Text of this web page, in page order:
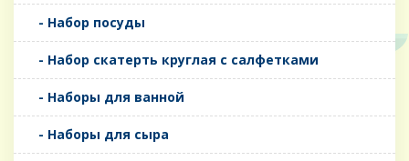
- Набор посуды
- Набор скатерть круглая с салфетками
- Наборы для ванной
- Наборы для сыра